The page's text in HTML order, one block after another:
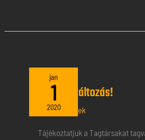
jan
1
2020
Tagsági változás!
Általános hírek
Tájékoztatjuk a Tagtársakat
Tagsági
változás!